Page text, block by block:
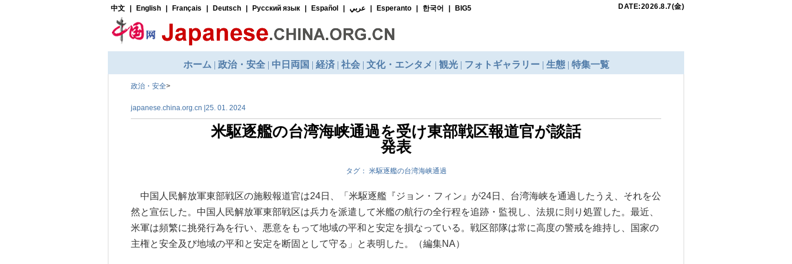
政治・安全>
japanese.china.org.cn |25. 01. 2024
米駆逐艦の台湾海峡通過を受け東部戦区報道官が談話
発表
タグ： 米駆逐艦の台湾海峡通過
中国人民解放軍東部戦区の施毅報道官は24日、「米駆逐艦『ジョン・フィン』が24日、台湾海峡を通過したうえ、それを公
然と宣伝した。中国人民解放軍東部戦区は兵力を派遣して米艦の航行の全行程を追跡・監視し、法規に則り処置した。最近、
米軍は頻繁に挑発行為を行い、悪意をもって地域の平和と安定を損なっている。戦区部隊は常に高度の警戒を維持し、国家の
主権と安全及び地域の平和と安定を断固として守る」と表明した。（編集NA）